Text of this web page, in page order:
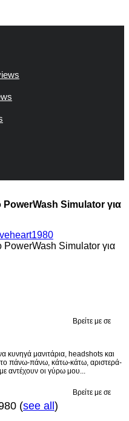
PowerWash Simulator για
Βρείτε με σε
κυνηγά μανιτάρια, headshots και
πάνω-πάνω, κάτω-κάτω, αριστερά-
αντέχουν οι γύρω μου...
Βρείτε με σε
(see all)